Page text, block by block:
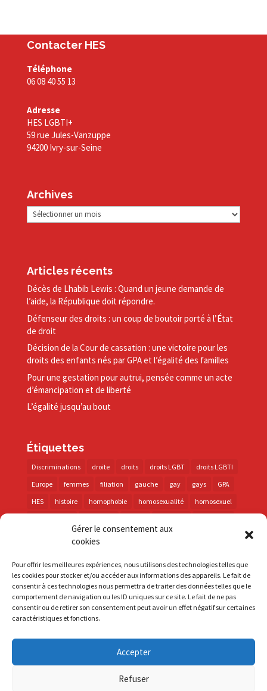
Gérer le consentement aux
cookies
Pour offrir les meilleures expériences, nous utilisons des technologies telles que
les cookies pour stocker et/ou accéder aux informations des appareils. Le fait de
consentir à ces technologies nous permettra de traiter des données telles que le
comportement de navigation ou les ID uniques sur ce site. Le fait de ne pas
consentir ou de retirer son consentement peut avoir un effet négatif sur certaines
caractéristiques et fonctions.
Accepter
Refuser
Contacter HES
Téléphone
06 08 40 55 13
Adresse
HES LGBTI+
59 rue Jules-Vanzuppe
94200 Ivry-sur-Seine
Archives
Archives
Articles récents
Décès de Lhabib Lewis : Quand un jeune demande de
l’aide, la République doit répondre.
Défenseur des droits : un coup de boutoir porté à l’État
de droit
Décision de la Cour de cassation : une victoire pour les
droits des enfants nés par GPA et l’égalité des familles
Pour une gestation pour autrui, pensée comme un acte
d’émancipation et de liberté
L’égalité jusqu’au bout
Étiquettes
Discriminations droite droits droits LGBT
droits LGBTI
Europe
femmes filiation gauche gay gays
GPA
HES
histoire homophobie homosexualité
homosexuel
PMA police
prévention
santé
sida trans transphobie UE
Union européenne
vih
violences visibilité élections